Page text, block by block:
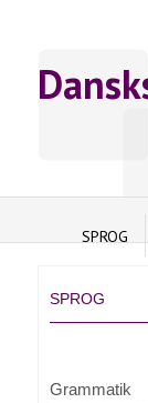
SPROG
SPROG
Grammatik